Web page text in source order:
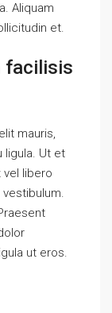
Aliquam
et.
facilisis
mauris,
ligula. Ut et
vel libero
ut eros.